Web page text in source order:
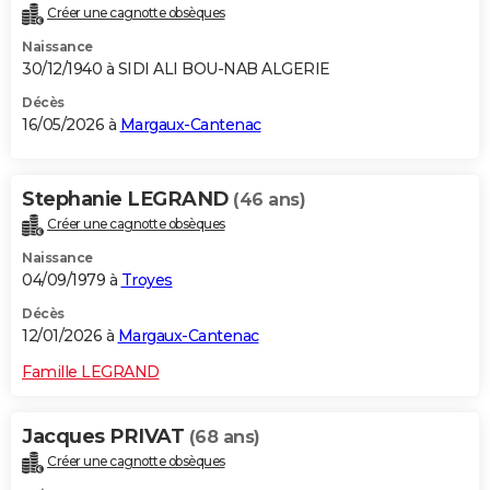
Destinations
City break
Voyage nature
Voyage de noces
Forum
Climat
+PHOTO
GUIDES D'ACHAT
BONS PLANS
Carte de Noël
Carte Bonne année
Carte Saint-Valentin
Carte Pâques
Carte d'anniversaire
DICTIONNAIRE
PROGRAMME TV
COPAINS D'AVANT
S'inscrire
Se connecter
Lycées
Collèges
Primaires
Universités
Entreprises
Service militaire
Avis de recherche
AVIS DE DÉCÈS
FORUM
Créer une cagnotte obsèques
Naissance
30/12/1940 à SIDI ALI BOU-NAB ALGERIE
Décès
16/05/2026 à Margaux-Cantenac
Stephanie LEGRAND (46 ans)
Créer une cagnotte obsèques
Naissance
04/09/1979 à Troyes
Décès
12/01/2026 à Margaux-Cantenac
Famille LEGRAND
Jacques PRIVAT (68 ans)
Créer une cagnotte obsèques